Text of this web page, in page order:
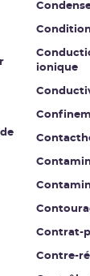
ionique
Contrat-
Contre-